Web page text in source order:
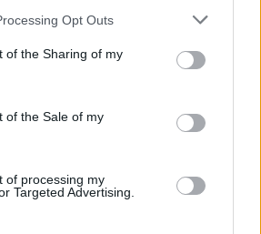
app uses one or more Google
or usage behaviour. You may click to
to Google and its third-party tags to
specified purposes in below Google
Opt Outs
of the Sharing of my
of the Sale of my
of processing my
Targeted Advertising.
és értesülj a friss hírekről a
Követem